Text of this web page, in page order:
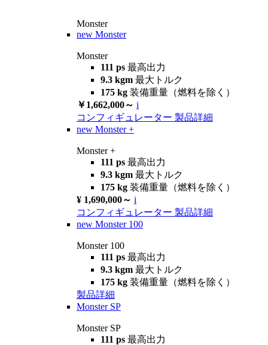
Monster
new Monster
Monster
111 ps 最高出力
9.3 kgm 最大トルク
175 kg 装備重量（燃料を除く）
￥1,662,000～ i
コンフィギュレーター 製品詳細
new Monster +
Monster +
111 ps 最高出力
9.3 kgm 最大トルク
175 kg 装備重量（燃料を除く）
¥ 1,690,000～ i
コンフィギュレーター 製品詳細
new Monster 100
Monster 100
111 ps 最高出力
9.3 kgm 最大トルク
175 kg 装備重量（燃料を除く）
製品詳細
Monster SP
Monster SP
111 ps 最高出力